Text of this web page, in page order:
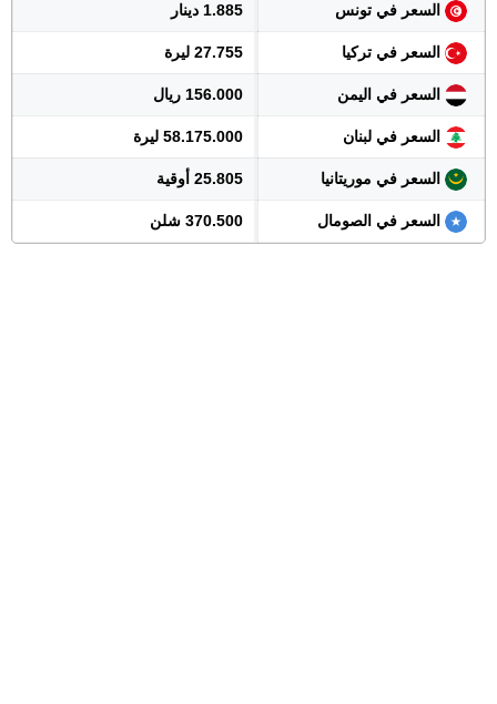
السعر في تونس 1.885 دينار
السعر في تركيا 27.755 ليرة
السعر في اليمن 156.000 ريال
السعر في لبنان 58.175.000 ليرة
السعر في موريتانيا 25.805 أوقية
السعر في الصومال 370.500 شلن